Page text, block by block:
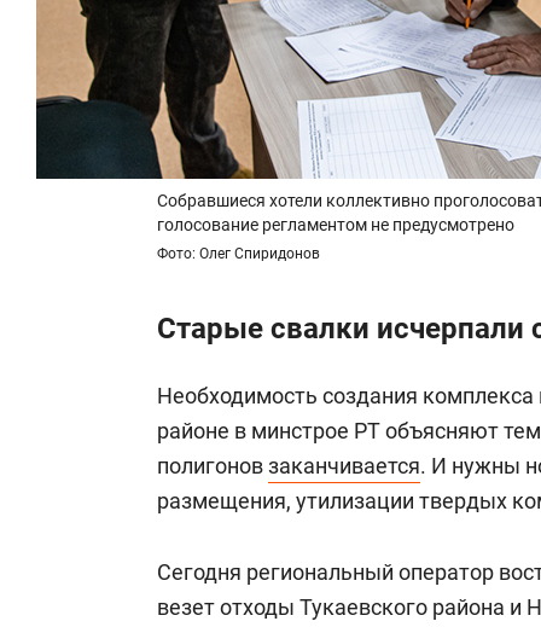
Собравшиеся хотели коллективно
голосование регламентом не предусмотрено
Фото: Олег Спиридонов
Старые свалки исчерпали
Необходимость создания
районе в минстрое РТ объясняют
полигоновзаканчивается. И нужны
размещения, утилизации твердых
Сегодня региональный оператор
везет отходы Тукаевского района